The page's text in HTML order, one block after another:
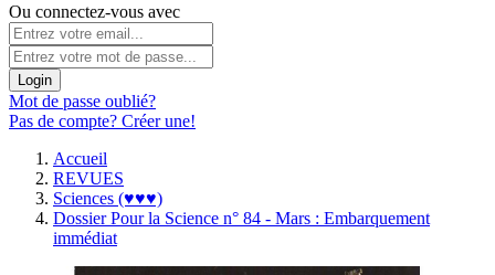
Ou connectez-vous avec
Login
Mot de passe oublié?
Pas de compte? Créer une!
Accueil
REVUES
Sciences (♥♥♥)
Dossier Pour la Science n° 84 - Mars : Embarquement
immédiat